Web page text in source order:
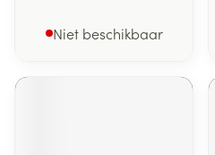
Niet beschikbaar